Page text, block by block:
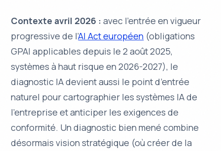
Contexte avril 2026 : avec l’entrée en vigueur
progressive de l’AI Act européen (obligations
GPAI applicables depuis le 2 août 2025,
systèmes à haut risque en 2026-2027), le
diagnostic IA devient aussi le point d’entrée
naturel pour cartographier les systèmes IA de
l’entreprise et anticiper les exigences de
conformité. Un diagnostic bien mené combine
désormais vision stratégique (où créer de la